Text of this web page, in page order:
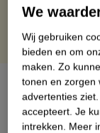
Over dit
We
Wij gebruiken
bieden en om
maken. Zo
tonen en zorgen
advertenties ziet.
accepteert. Je
intrekken. Meer